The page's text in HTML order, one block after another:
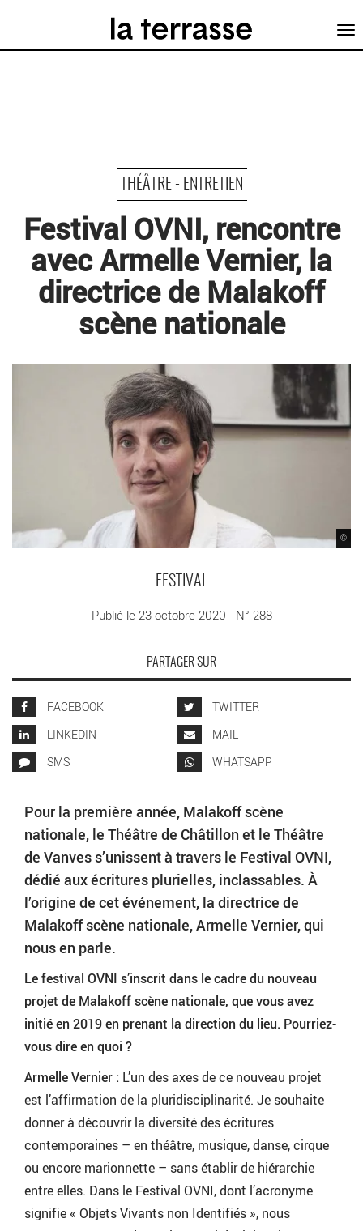
THÉÂTRE - ENTRETIEN
Festival OVNI, rencontre
avec Armelle Vernier, la
directrice de Malakoff
scène nationale
©
FESTIVAL
Publié le 23 octobre 2020 - N° 288
PARTAGER SUR
FACEBOOK
TWITTER
LINKEDIN
MAIL
SMS
WHATSAPP
Pour la première année, Malakoff scène
nationale, le Théâtre de Châtillon et le Théâtre
de Vanves s’unissent à travers le Festival OVNI,
dédié aux écritures plurielles, inclassables. À
l’origine de cet événement, la directrice de
Malakoff scène nationale, Armelle Vernier, qui
nous en parle.
Le festival OVNI s’inscrit dans le cadre du nouveau
projet de Malakoff scène nationale, que vous avez
initié en 2019 en prenant la direction du lieu. Pourriez-
vous dire en quoi ?
Armelle Vernier : L’un des axes de ce nouveau projet
est l’affirmation de la pluridisciplinarité. Je souhaite
donner à découvrir la diversité des écritures
contemporaines – en théâtre, musique, danse, cirque
ou encore marionnette – sans établir de hiérarchie
entre elles. Dans le Festival OVNI, dont l’acronyme
signifie « Objets Vivants non Identifiés », nous